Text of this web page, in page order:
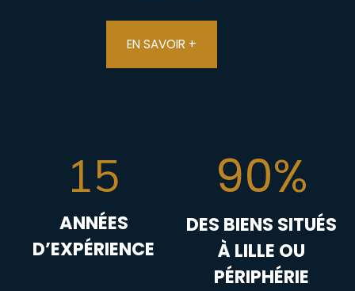
EN SAVOIR +
15
ANNÉES
D’EXPÉRIENCE
90%
DES BIENS SITUÉS
À LILLE OU
PÉRIPHÉRIE